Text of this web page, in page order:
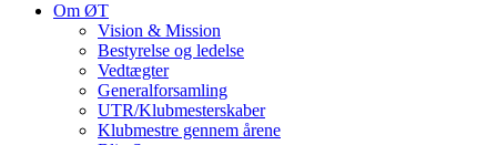
Om ØT
Vision & Mission
Bestyrelse og ledelse
Vedtægter
Generalforsamling
UTR/Klubmesterskaber
Klubmestre gennem årene